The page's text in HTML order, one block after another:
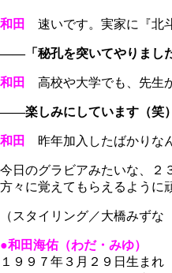
和田 速いです。実家に『北
――「秘孔を突いてやりまし
和田 高校や大学でも、先生
――楽しみにしています（笑
和田 昨年加入したばかりな
今日のグラビアみたいな、２
方々に覚えてもらえるように
（スタイリング／大橋みず
●和田海佑（わだ・みゆ）
１９９７年３月２９日生ま